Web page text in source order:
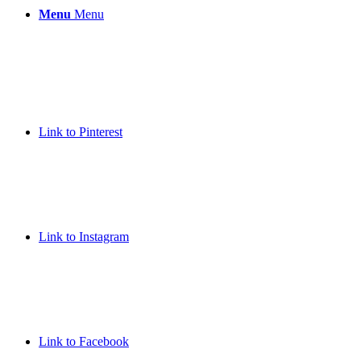
Menu Menu
Link to Pinterest
Link to Instagram
Link to Facebook